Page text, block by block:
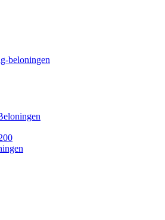
beloningen